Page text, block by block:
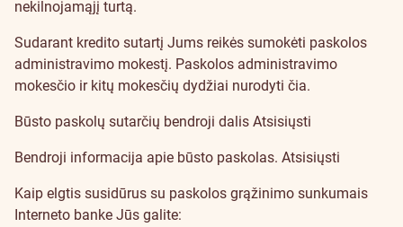
nekilnojamąjį turtą.
Sudarant kredito sutartį Jums reikės sumokėti paskolos
administravimo mokestį. Paskolos administravimo
mokesčio ir kitų mokesčių dydžiai nurodyti čia.
Būsto paskolų sutarčių bendroji dalis Atsisiųsti
Bendroji informacija apie būsto paskolas. Atsisiųsti
Kaip elgtis susidūrus su paskolos grąžinimo sunkumais
Interneto banke Jūs galite: